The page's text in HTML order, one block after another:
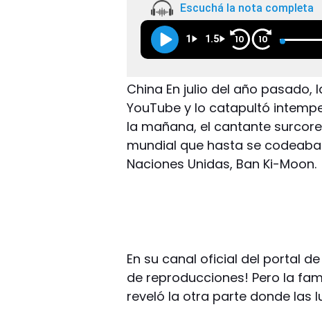
Escuchá la nota completa
1 1.5 10 10
China En julio del año
YouTube y lo catapultó
la mañana, el cantante
mundial que hasta se
Naciones Unidas, Ban Ki-Moon.
En su canal oficial del portal
de reproducciones! Pero la
reveló la otra parte donde las